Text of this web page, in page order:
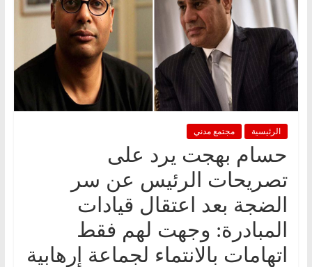
الرئيسية مجتمع مدني
حسام بهجت يرد على
تصريحات الرئيس عن سر
الضجة بعد اعتقال قيادات
المبادرة: وجهت لهم فقط
اتهامات بالانتماء لجماعة إرهابية